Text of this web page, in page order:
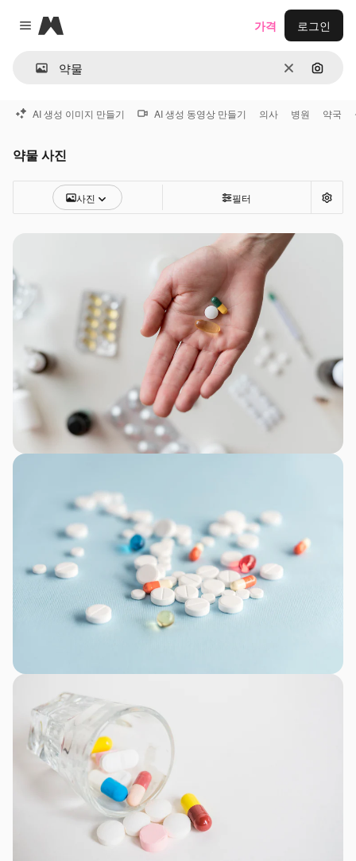
Close menu
Magnific
지우기이미지
가격 로그인
AI 생성 이미지 만들기 AI 생성 동영상 만들기 의사 병원 약국
약물 사진
사진 필터